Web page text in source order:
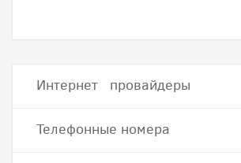
Интернет провайдеры
Телефонные номера